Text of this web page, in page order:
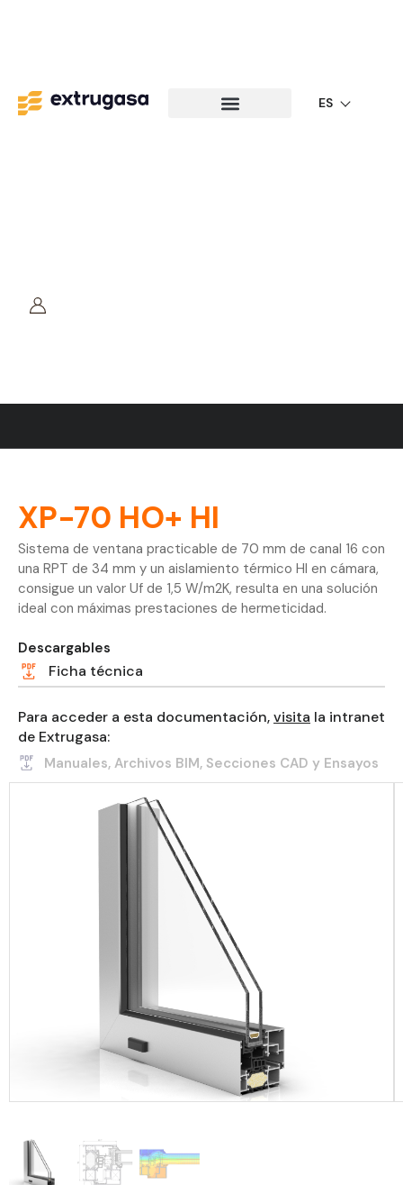
ES
XP-70 HO+ HI
Sistema de ventana practicable de 70 mm de canal 16 con
una RPT de 34 mm y un aislamiento térmico HI en cámara,
consigue un valor Uf de 1,5 W/m2K, resulta en una solución
ideal con máximas prestaciones de hermeticidad.
Descargables
Ficha técnica
Para acceder a esta documentación,visita la intranet
de Extrugasa:
Manuales, Archivos BIM, Secciones CAD y Ensayos